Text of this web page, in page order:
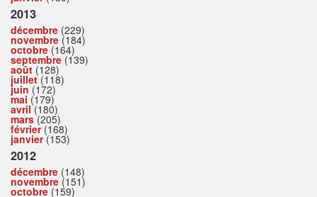
2013
décembre (229)
novembre (184)
octobre (164)
septembre (139)
août (128)
juillet(118)
juin (172)
mai (179)
avril(180)
mars(205)
février(168)
janvier(153)
2012
décembre (148)
novembre (151)
octobre (159)